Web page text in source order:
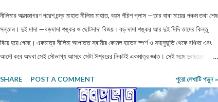
নীলিমার আত্মজাগরণ পরেশ চন্দ্র মাহাত নীলিমা মাহাত, বয়স পঁচিশ প্লাস —তার বাবা মায়ের পঞ্চম তথা শেষ
সন্তান। দুই দাদা —বড়দাদা শঙ্কর ও ছোটদাদা বিজয়। বড় দাদা শঙ্কর আর দুই দিদি তাদের কিন্তু
বিয়ে হয়ে গেছে। একমাত্র নীলিমা আপাতত স্বামীর কোমল হাতের স্পর্শ ও সহানুভূতি থেকে বঞ্চিত এবং
আদৌ কবে অথবা সেই সৌভাগ্য আসবে সেটা ঈশ্বরের নিকটই একমাত্র জ্ঞাত। সেই সঙ্গে দুবছরের
গঠিত সংসার নীলিমাদের পরিবার। মধ্যবিত্ত পরিবার —মধ্যবিত্ত পরিবার না বলে যদি নিম্নবিত্ত বলা
হয় তবুও কোনো অত্যুক্তি করা হয় না। বাবার প্রত্যেকদিনের আয়ের উপর ভিত্তি করেই চলে সংসার।
SHARE POST A COMMENT পুরো লেখাটি পড়ুন »